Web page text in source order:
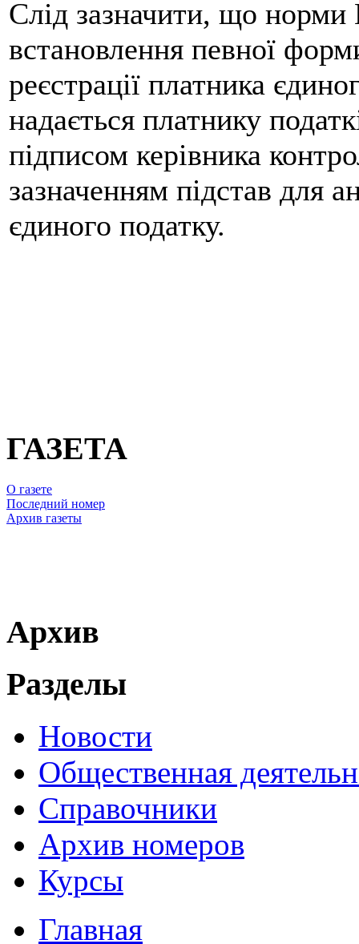
Слід зазначити, що
встановлення певної
реєстрації платника
надається платнику
підписом керівника
зазначенням підстав для
єдиного податку.
ГАЗЕТА
О газете
Последний номер
Архив газеты
Архив
Разделы
Новости
Общественная
Справочники
Архив номеров
Курсы
Главная